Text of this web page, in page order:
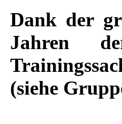
Dank der
Jahren
(siehe